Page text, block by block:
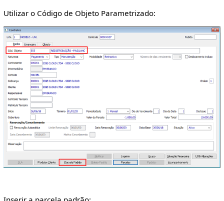
Utilizar o Código de Objeto Parametrizado: